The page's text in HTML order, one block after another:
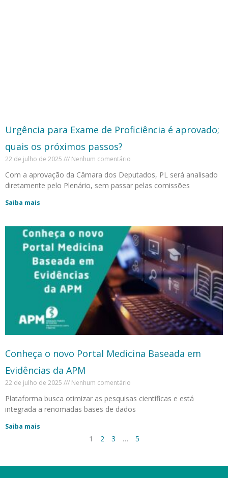
Urgência para Exame de Proficiência é aprovado;
quais os próximos passos?
22 de julho de 2025 Nenhum comentário
Com a aprovação da Câmara dos Deputados, PL será analisado
diretamente pelo Plenário, sem passar pelas comissões
Saiba mais
Conheça o novo Portal Medicina Baseada em
Evidências da APM
22 de julho de 2025 Nenhum comentário
Plataforma busca otimizar as pesquisas científicas e está
integrada a renomadas bases de dados
Saiba mais
1 2 3 … 5